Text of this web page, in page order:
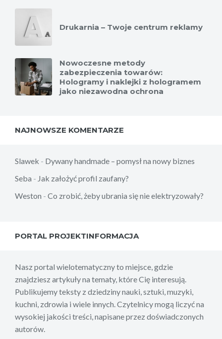
Drukarnia – Twoje centrum reklamy
Nowoczesne metody
zabezpieczenia towarów:
Hologramy i naklejki z hologramem
jako niezawodna ochrona
NAJNOWSZE KOMENTARZE
Slawek - Dywany handmade – pomysł na nowy biznes
Seba - Jak założyć profil zaufany?
Weston - Co zrobić, żeby ubrania się nie elektryzowały?
PORTAL PROJEKTINFORMACJA
Nasz portal wielotematyczny to miejsce, gdzie
znajdziesz artykuły na tematy, które Cię interesują.
Publikujemy teksty z dziedziny nauki, sztuki, muzyki,
kuchni, zdrowia i wiele innych. Czytelnicy mogą liczyć na
wysokiej jakości treści, napisane przez doświadczonych
autorów.